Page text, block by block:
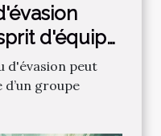
d'équipe
d'évasion peut
groupe